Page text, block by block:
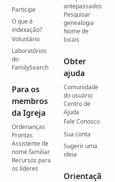
Participe
O que é
indexação?
Voluntário
Laboratórios
do
FamilySearch
Para os
membros
da Igreja
Ordenanças
Prontas
Assistente de
nome familiar
Recursos para
os líderes
antepassados
Pesquisar
genealogia
Nome de
locais
Obter
ajuda
Comunidade
do usuário
Centro de
Ajuda
Fale Conosco
Sua conta
Sugerir uma
ideia
Orientaçã